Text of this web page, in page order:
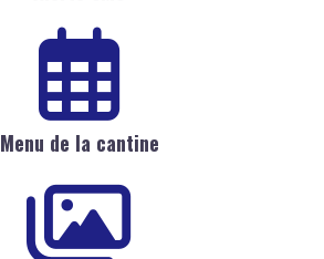
Menu de la cantine